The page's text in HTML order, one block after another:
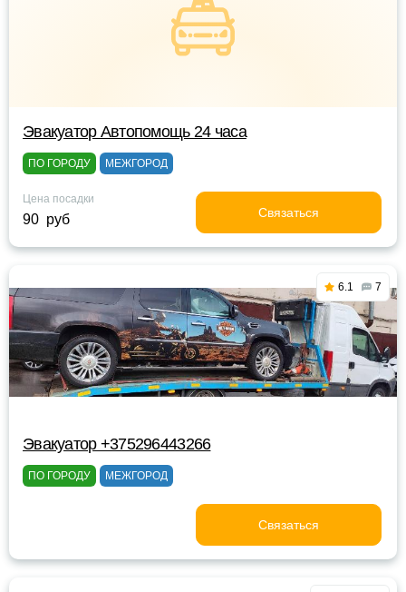
Эвакуатор Автопомощь 24 часа
ПО ГОРОДУ МЕЖГОРОД
Цена посадки
90 руб Связаться
6.1 7
Эвакуатор +375296443266
ПО ГОРОДУ МЕЖГОРОД
Связаться